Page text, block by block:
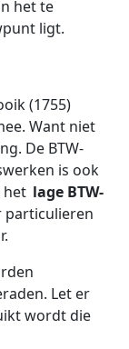
het te
ligt.
(1755)
Want niet
De BTW-
is ook
het lage BTW-
particulieren
Let er
wordt die